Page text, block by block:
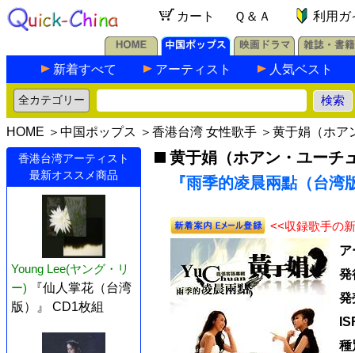
カート Ｑ＆Ａ 利用ガ
新着すべて アーティスト 人気ベスト
HOME ＞ 中国ポップス ＞ 香港台湾 女性歌手 ＞ 黄于娟（ホア
香港台湾アーティスト
最新オススメ商品
Young Lee(ヤング・リ
ー)
『仙人掌花（台湾
版）』 CD1枚組
黄于娟（ホアン・ユーチ
『雨季的凌晨兩點（台湾
<<収録歌手の
ア
発
発
種